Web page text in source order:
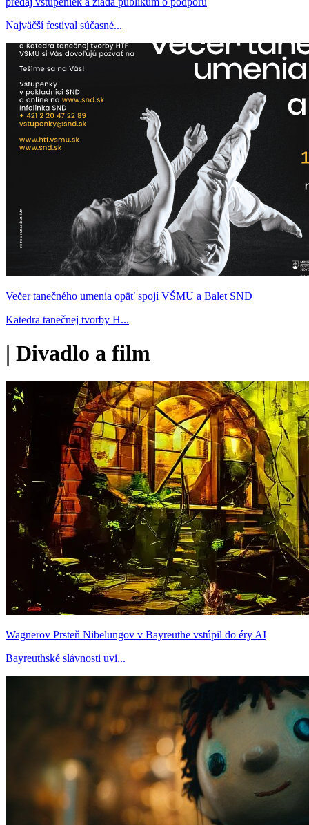
Najväčší festival súčasné...
Večer tanečného umenia opäť spojí VŠMU a Balet SND
Katedra tanečnej tvorby H...
| Divadlo a film
Wagnerov Prsteň Nibelungov v Bayreuthe vstúpil do éry AI
Bayreuthské slávnosti uvi...